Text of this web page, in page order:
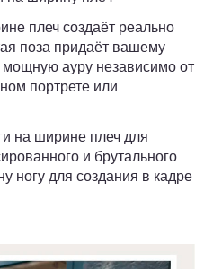
плеч создаёт реально
поза придаёт вашему
мощную ауру независимо от
портрете или
на ширине плеч для
и брутального
ногу для создания в кадре